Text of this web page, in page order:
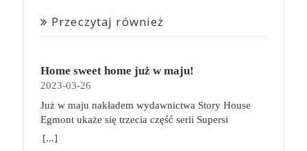
Przeczytaj również
Home sweet home już w maju!
2023-03-26
Już w maju nakładem wydawnictwa Story House
Egmont ukaże się trzecia część serii Supersi
scenarzysty Frederic Maupome. Ten tom nosi tytuł
[...]